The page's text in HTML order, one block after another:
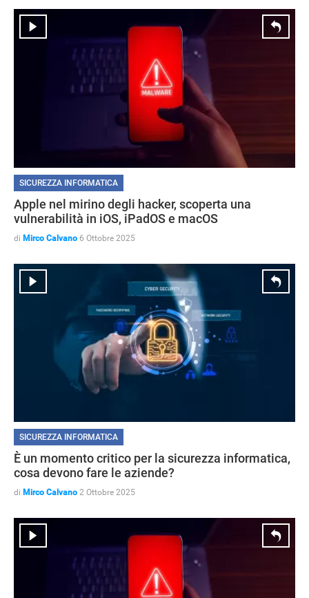
SICUREZZA INFORMATICA
Apple nel mirino degli hacker, scoperta una
vulnerabilità in iOS, iPadOS e macOS
di Mirco Calvano 6 Ottobre 2025
SICUREZZA INFORMATICA
È un momento critico per la sicurezza informatica,
cosa devono fare le aziende?
di Mirco Calvano 2 Ottobre 2025